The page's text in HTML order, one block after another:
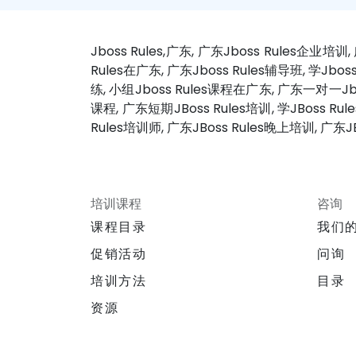
Jboss Rules,广东, 广东Jboss Rules企业培
Rules在广东, 广东Jboss Rules辅导班, 学
练, 小组Jboss Rules课程在广东, 广东一对一
课程, 广东短期JBoss Rules培训, 学JBoss
Rules培训师, 广东JBoss Rules晚上培训, 广
培训课程
课程目录
促销活动
培训方法
资源
咨询
我们
问询
目录